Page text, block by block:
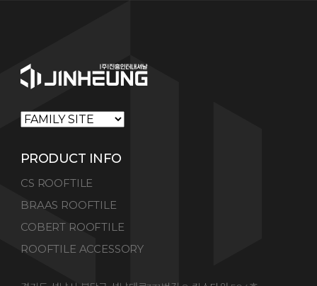
PRODUCT INFO
CS ROOFTILE
BRAAS ROOFTILE
COBERT ROOFTILE
ROOFTILE ACCESSORY